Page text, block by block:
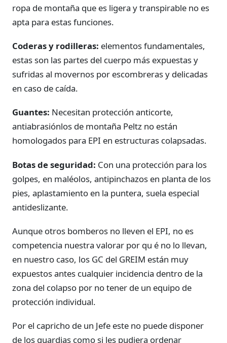
ropa de montaña que es ligera y transpirable no es
apta para estas funciones.
Coderas y rodilleras: elementos fundamentales,
estas son las partes del cuerpo más expuestas y
sufridas al movernos por escombreras y delicadas
en caso de caída.
Guantes: Necesitan protección anticorte,
antiabrasiónlos de montaña Peltz no están
homologados para EPI en estructuras colapsadas.
Botas de seguridad: Con una protección para los
golpes, en maléolos, antipinchazos en planta de los
pies, aplastamiento en la puntera, suela especial
antideslizante.
Aunque otros bomberos no lleven el EPI, no es
competencia nuestra valorar por qu é no lo llevan,
en nuestro caso, los GC del GREIM están muy
expuestos antes cualquier incidencia dentro de la
zona del colapso por no tener de un equipo de
protección individual.
Por el capricho de un Jefe este no puede disponer
de los guardias como si les pudiera ordenar